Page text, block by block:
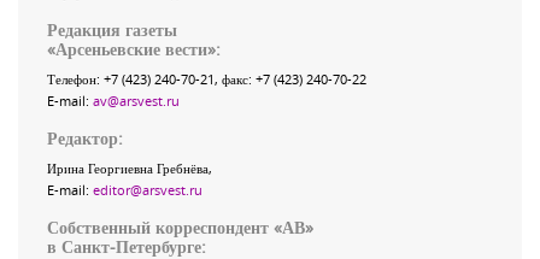
Редакция газеты
«Арсеньевские вести»:
Телефон: +7 (423) 240-70-21, факс: +7 (423) 240-70-22
E-mail: av@arsvest.ru
Редактор:
Ирина Георгиевна Гребнёва,
E-mail: editor@arsvest.ru
Собственный корреспондент «АВ»
в Санкт-Петербурге: